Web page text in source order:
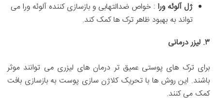
ژل آلوئه ورا : خواص ضدالتهابی و بازسازی کننده آلوئه ورا می
تواند به بهبود ظاهر ترک ها کمک کند.
۳. لیزر درمانی
برای ترک های پوستی عمیق تر درمان های لیزری می توانند موثر
باشند. این روش ها با تحریک کلاژن سازی پوست به بازسازی بافت
کمک می کنند.